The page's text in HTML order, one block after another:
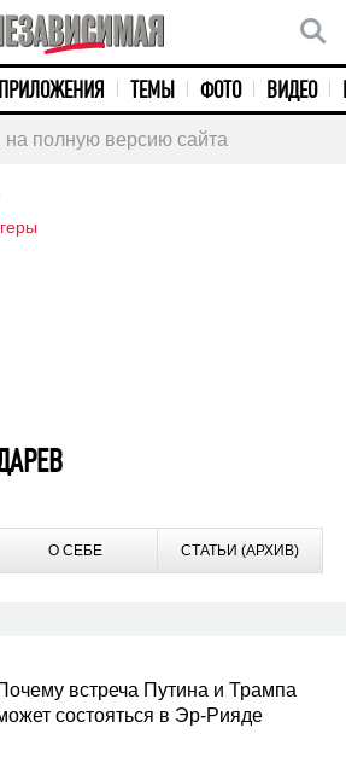
ПРИЛОЖЕНИЯ ТЕМЫ ФОТО ВИДЕО
на полную версию сайта
О СЕБЕ СТАТЬИ (АРХИВ)
встреча Путина и Трампа
состояться в Эр-Рияде